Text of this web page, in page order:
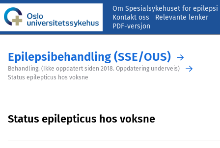
Om Spesialsykehuset for epilepsi
Kontakt oss
Relevante lenker
PDF-versjon
Epilepsibehandling (SSE/OUS)
Behandling. (Ikke oppdatert siden 2018. Oppdatering underveis)
Status epilepticus hos voksne
Status epilepticus hos voksne